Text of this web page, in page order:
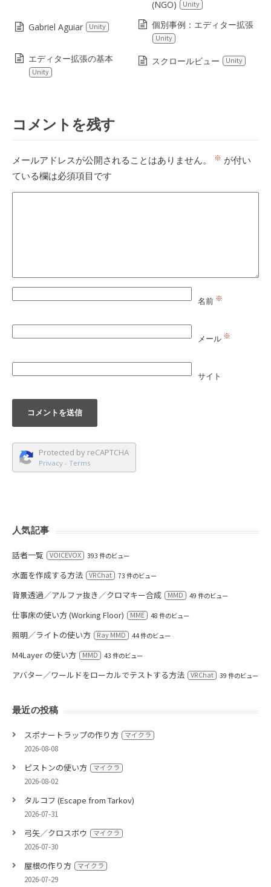
(NGO) Unity
Gabriel Aguiar Unity 個別事例：エディター拡張
Unity
エディター拡張の基本
Unity
スクロールビュー Unity
コメントを残す
メールアドレスが公開されることはありません。 ※ が付い
ている欄は必須項目です
名前 ※
メール ※
サイト
Protected by reCAPTCHA
Privacy - Terms
人気記事
話者一覧 VOICEVOX 393 件のビュー
水面を作成する方法 VRChat 73 件のビュー
背景透過／アルファ抜き／クロマキー合成 MMD 49 件のビュー
仕事床の使い方 (Working Floor) MME 48 件のビュー
照明／ライトの使い方 Ray MMD 44 件のビュー
M4Layer の使い方 MMD 43 件のビュー
アバター／ワールドをローカルでテストする方法 VRChat 39 件のビュー
最近の投稿
スポナートラップの作り方 マイクラ
2026-08-08
ピストンの使い方 マイクラ
2026-08-02
タルコフ (Escape from Tarkov)
2026-07-31
弓矢／クロスボウ マイクラ
2026-07-30
屋根の作り方 マイクラ
2026-07-29